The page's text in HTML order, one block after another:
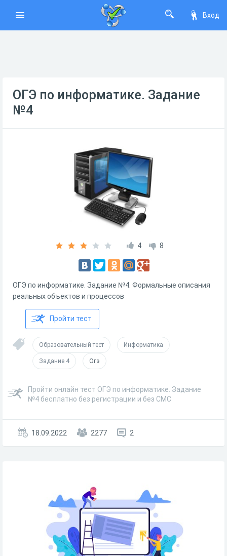
Вход
ОГЭ по информатике. Задание
№4
4 8
ОГЭ по информатике. Задание №4. Формальные описания
реальных объектов и процессов
Пройти тест
Образовательный тест Информатика
Задание 4 Огэ
Пройти онлайн тест ОГЭ по информатике. Задание
№4 бесплатно без регистрации и без СМС
18.09.2022 2277 2